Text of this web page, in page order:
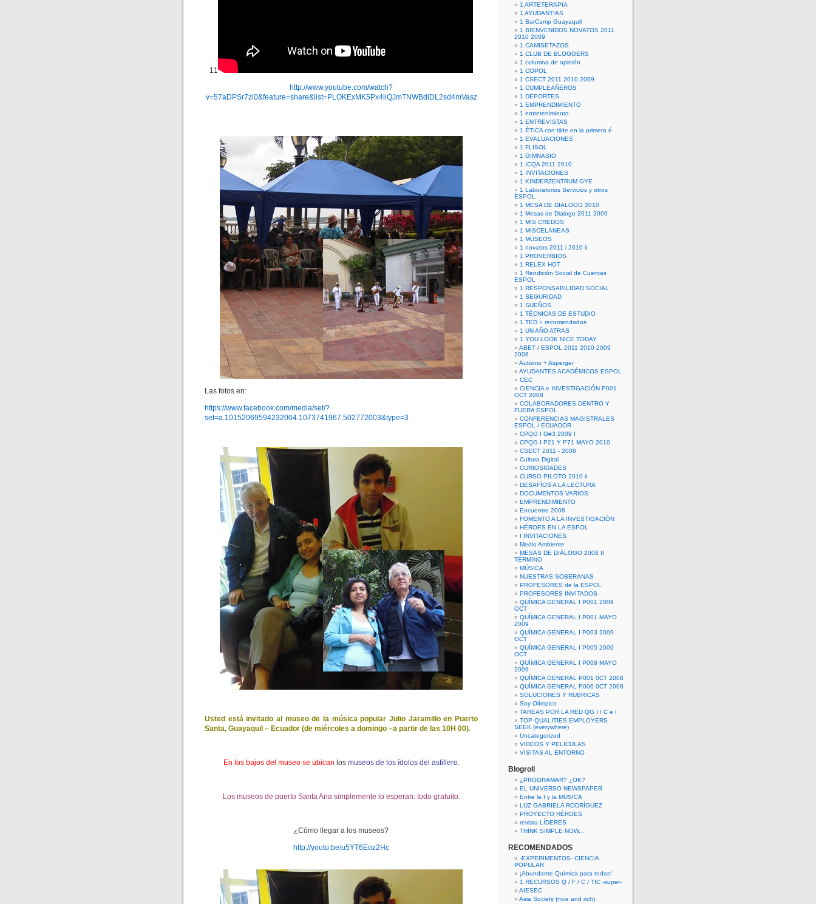
11
http://www.youtube.com/watch?
v=57aDPSr7zl0&feature=share&list=PLOKExMK5Px4liQJmTNWBdlDL2sd4mVasz
Las fotos en:
https://www.facebook.com/media/set/?
set=a.10152069594232004.1073741967.502772003&type=3
Usted está invitado al museo de la música popular Julio Jaramillo en Puerto
Santa, Guayaquil – Ecuador (de miércoles a domingo –a partir de las 10H 00).
En los bajos del museo se ubican los museos de los ídolos del astillero.
Los museos de puerto Santa Ana simplemente lo esperan: todo gratuito.
¿Cómo llegar a los museos?
http://youtu.be/u5YT6Eoz2Hc
1 ARTETERAPIA
1 AYUDANTIAS
1 BarCamp Guayaquil
1 BIENVENIDOS NOVATOS 2011
2010 2009
1 CAMISETAZOS
1 CLUB DE BLOGGERS
1 columna de opinión
1 COPOL
1 CSECT 2011 2010 2009
1 CUMPLEAÑEROS
1 DEPORTES
1 EMPRENDIMIENTO
1 entretenimiento
1 ENTREVISTAS
1 ÉTICA con tilde en la primera é.
1 EVALUACIONES
1 FLISOL
1 GIMNASIO
1 ICQA 2011 2010
1 INVITACIONES
1 KINDERZENTRUM GYE
1 Laboratorios Servicios y otros
ESPOL
1 MESA DE DIALOGO 2010
1 Mesas de Dialogo 2011 2009
1 MIS CREDOS
1 MISCELANEAS
1 MUSEOS
1 novatos 2011 i 2010 ii
1 PROVERBIOS
1 RELEX HOT
1 Rendición Social de Cuentas
ESPOL
1 RESPONSABILIDAD SOCIAL
1 SEGURIDAD
1 SUEÑOS
1 TÉCNICAS DE ESTUDIO
1 TED + recomendados
1 UN AÑO ATRAS
1 YOU LOOK NICE TODAY
ABET / ESPOL 2011 2010 2009
2008
Autismo + Asperger
AYUDANTES ACADÉMICOS ESPOL
CEC
CIENCIA e INVESTIGACIÓN P001
OCT 2008
COLABORADORES DENTRO Y
FUERA ESPOL
CONFERENCIAS MAGISTRALES
ESPOL / ECUADOR
CPQG I G#3 2009 I
CPQG I P21 Y P71 MAYO 2010
CSECT 2011 - 2008
Cultura Digital
CURIOSIDADES
CURSO PILOTO 2010 ii
DESAFÍOS A LA LECTURA
DOCUMENTOS VARIOS
EMPRENDIMIENTO
Encuentro 2008
FOMENTO A LA INVESTIGACIÓN
HÉROES EN LA ESPOL
I INVITACIONES
Medio Ambiente
MESAS DE DIÁLOGO 2008 II
TÉRMINO
MÚSICA
NUESTRAS SOBERANAS
PROFESORES de la ESPOL
PROFESORES INVITADOS
QUÍMICA GENERAL I P001 2009
OCT
QUÍMICA GENERAL I P001 MAYO
2009
QUÍMICA GENERAL I P003 2009
OCT
QUÍMICA GENERAL I P005 2009
OCT
QUÍMICA GENERAL I P008 MAYO
2009
QUÍMICA GENERAL P001 0CT 2008
QUÍMICA GENERAL P006 0CT 2008
SOLUCIONES Y RUBRICAS
Soy Olímpico
TAREAS POR LA RED QG I / C e I
TOP QUALITIES EMPLOYERS
SEEK (everywhere)
Uncategorized
VIDEOS Y PELICULAS
VISITAS AL ENTORNO
Blogroll
¿PROGRAMAR? ¿OK?
EL UNIVERSO NEWSPAPER
Entre la I y la MUSICA
LUZ GABRIELA RODRÍGUEZ
PROYECTO HÉROES
revista LÍDERES
THINK SIMPLE NOW...
RECOMENDADOS
-EXPERIMENTOS- CIENCIA
POPULAR
¡Abundante Química para todos!
1 RECURSOS Q / F / C / TIC -super-
AIESEC
Asia Society (nice and rich)